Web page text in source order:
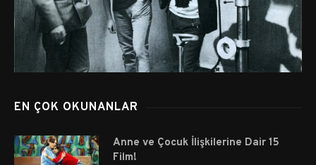
EN ÇOK OKUNANLAR
Anne ve Çocuk İlişkilerine Dair 15
Film!